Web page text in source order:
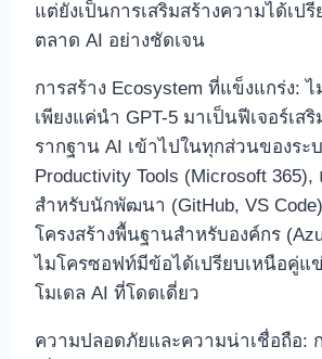
แต่ยังเป็นการเสริมสร้างความได้เป
ตลาด AI อย่างชัดเจน
การสร้าง Ecosystem ที่แข็งแกร่ง:
เพียงแค่นำ GPT-5 มาเป็นฟีเจอร์เส
รากฐาน AI เข้าไปในทุกส่วนของระ
Productivity Tools (Microsoft
สำหรับนักพัฒนา (GitHub, VS
โครงสร้างพื้นฐานสำหรับองค์กร
ไมโครซอฟท์มีข้อได้เปรียบเหนือคู่แ
โมเดล AI ที่โดดเดี่ยว
ความปลอดภัยและความน่าเชื่อถือ: